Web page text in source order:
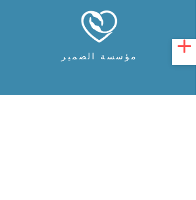
مؤسسة الضمير